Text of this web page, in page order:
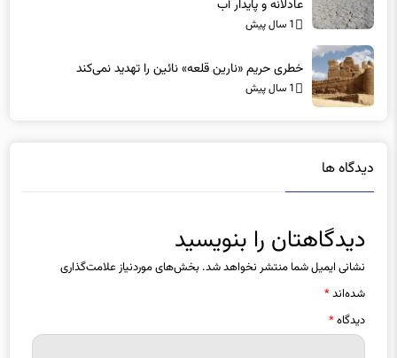
عادلانه و پایدار آب
1 سال پیش
خطری حریم «نارین قلعه‌» نائین را تهدید نمی‌کند
1 سال پیش
دیدگاه ها
دیدگاهتان را بنویسید
نشانی ایمیل شما منتشر نخواهد شد. بخش‌های موردنیاز علامت‌گذاری
شده‌اند*
دیدگاه*